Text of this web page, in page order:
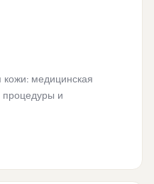
медицинская
процедуры и